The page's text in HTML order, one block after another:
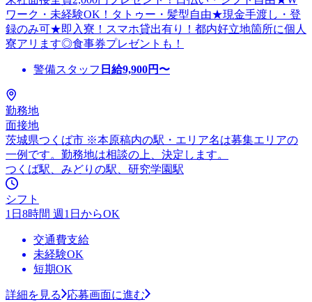
ワーク・未経験OK！タトゥー・髪型自由★現金手渡し・登
録のみ可★即入寮！スマホ貸出有り！都内好立地箇所に個人
寮アリます◎食事券プレゼントも！
警備スタッフ 日給9,900円〜
勤務地
面接地
茨城県つくば市 ※本原稿内の駅・エリア名は募集エリアの
一例です。勤務地は相談の上、決定します。
つくば駅、みどりの駅、研究学園駅
シフト
1日8時間 週1日からOK
交通費支給
未経験OK
短期OK
詳細を見る
応募画面に進む